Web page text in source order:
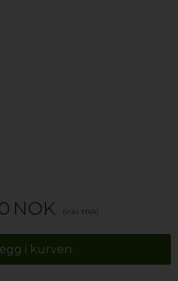
NOK (inkl. MVA)
i kurven